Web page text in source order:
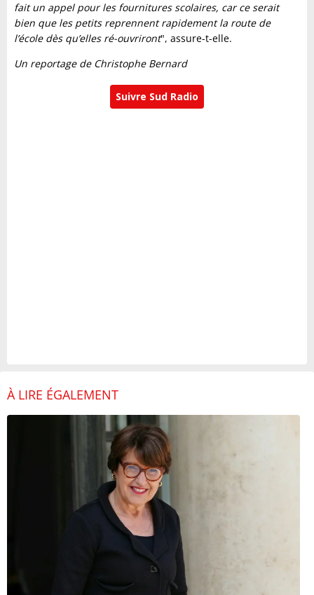
fait un appel pour les fournitures scolaires, car ce serait
bien que les petits reprennent rapidement la route de
l’école dès qu’elles ré-ouvriront", assure-t-elle.
Un reportage de Christophe Bernard
Suivre Sud Radio
À LIRE ÉGALEMENT